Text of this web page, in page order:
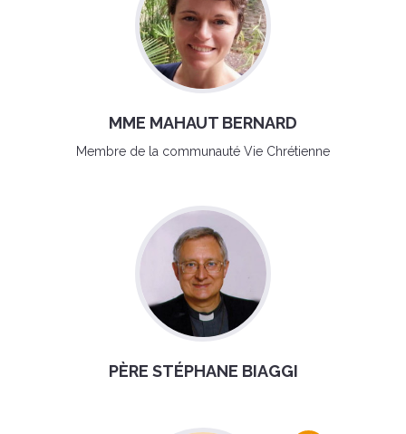
MME MAHAUT BERNARD
Membre de la communauté Vie Chrétienne
PÈRE STÉPHANE BIAGGI